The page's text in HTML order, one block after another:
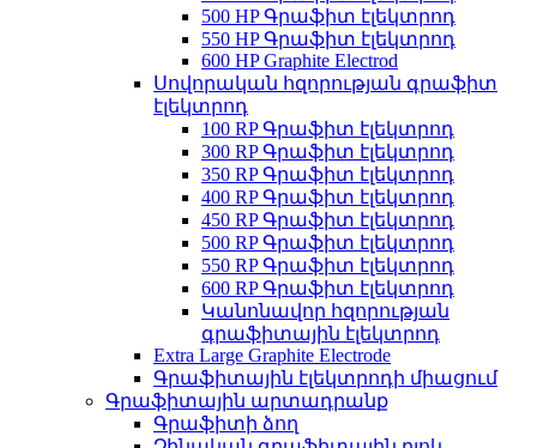
500 HP Գրաֆիտ էլեկտրոդ
550 HP Գրաֆիտ էլեկտրոդ
600 HP Graphite Electrod
Սովորական հզորության գրաֆիտ
էլեկտրոդ
100 RP Գրաֆիտ էլեկտրոդ
300 RP Գրաֆիտ էլեկտրոդ
350 RP Գրաֆիտ էլեկտրոդ
400 RP Գրաֆիտ էլեկտրոդ
450 RP Գրաֆիտ էլեկտրոդ
500 RP Գրաֆիտ էլեկտրոդ
550 RP Գրաֆիտ էլեկտրոդ
600 RP Գրաֆիտ էլեկտրոդ
Կանոնավոր հզորության
գրաֆիտային էլեկտրոդ
Extra Large Graphite Electrode
Գրաֆիտային էլեկտրոդի միացում
Գրաֆիտային արտադրանք
Գրաֆիտի ձող